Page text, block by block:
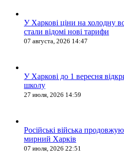
У Харкові ціни на холодну
стали відомі нові тарифи
07 августа, 2026 14:47
У Харкові до 1 вересня
школу
27 июля, 2026 14:59
Російські війська
мирний Харків
07 июля, 2026 22:51